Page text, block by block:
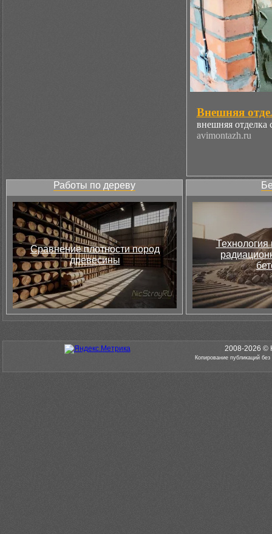
Внешняя
внешняя отделка
avimontazh.ru
Работы по дереву
Сравнение плотности пород
древесины
Технология
2008-2026 ©
Копирование публикаций